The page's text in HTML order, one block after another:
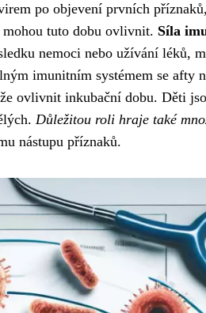
po objevení prvních
tuto dobu ovlivnit. Síla
nemoci nebo užívání léků,
imunitním systémem se afty
ovlivnit inkubační dobu. Děti
Důležitou roli hraje také
nástupu příznaků.